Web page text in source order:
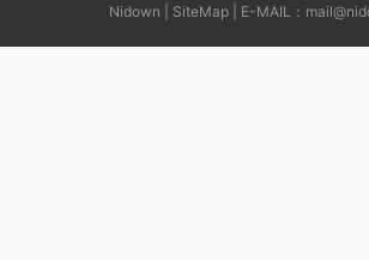
Nidown
SiteMap | E-MAIL：